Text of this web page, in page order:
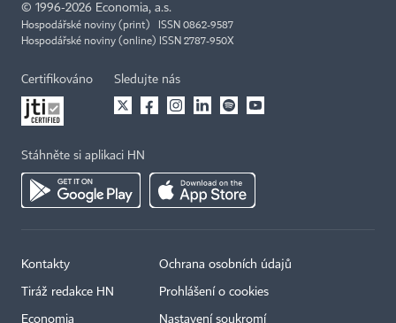
© 1996-2026 Economia, a.s.
Hospodářské noviny (print) ISSN 0862-9587
Hospodářské noviny (online) ISSN 2787-950X
Certifikováno Sledujte nás
Stáhněte si aplikaci HN
Kontakty
Tiráž redakce HN
Economia
Ochrana osobních údajů
Prohlášení o cookies
Nastavení soukromí